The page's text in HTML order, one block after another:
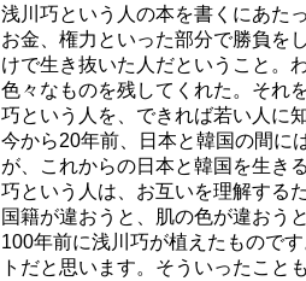
浅川巧という人の本を書くにあた
お金、権力といった部分で勝負を
けで生き抜いた人だということ。
色々なものを残してくれた。それ
巧という人を、できれば若い人に
今から20年前、日本と韓国の間に
が、これからの日本と韓国を生き
巧という人は、お互いを理解する
国籍が違おうと、肌の色が違おう
100年前に浅川巧が植えたもので
トだと思います。そういったこと